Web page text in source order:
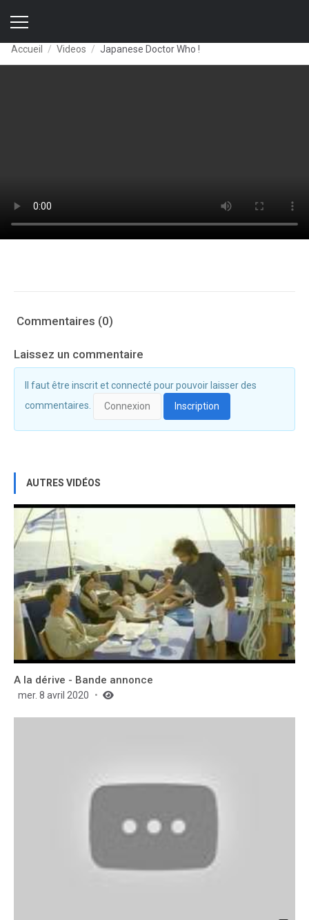
Accueil Videos Japanese Doctor Who !
Commentaires (0)
Laissez un commentaire
Il faut être inscrit et connecté pour pouvoir laisser des
commentaires.
Connexion Inscription
AUTRES VIDÉOS
A la dérive - Bande annonce
mer. 8 avril 2020